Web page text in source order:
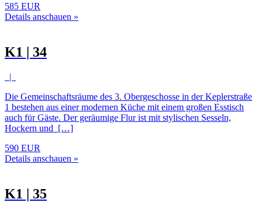
585 EUR
Details anschauen »
K1 | 34
|
Die Gemeinschaftsräume des 3. Obergeschosse in der Keplerstraße
1 bestehen aus einer modernen Küche mit einem großen Esstisch
auch für Gäste. Der geräumige Flur ist mit stylischen Sesseln,
Hockern und […]
590 EUR
Details anschauen »
K1 | 35